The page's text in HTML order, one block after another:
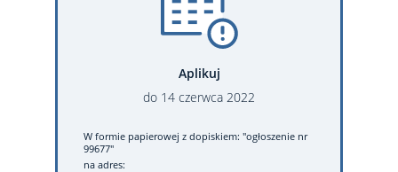
Aplikuj
do 14 czerwca 2022
W formie papierowej z dopiskiem: "ogłoszenie nr
99677"
na adres: